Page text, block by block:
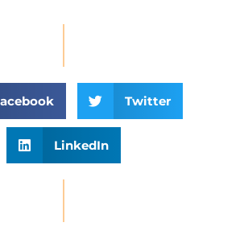
Twitter
LinkedIn